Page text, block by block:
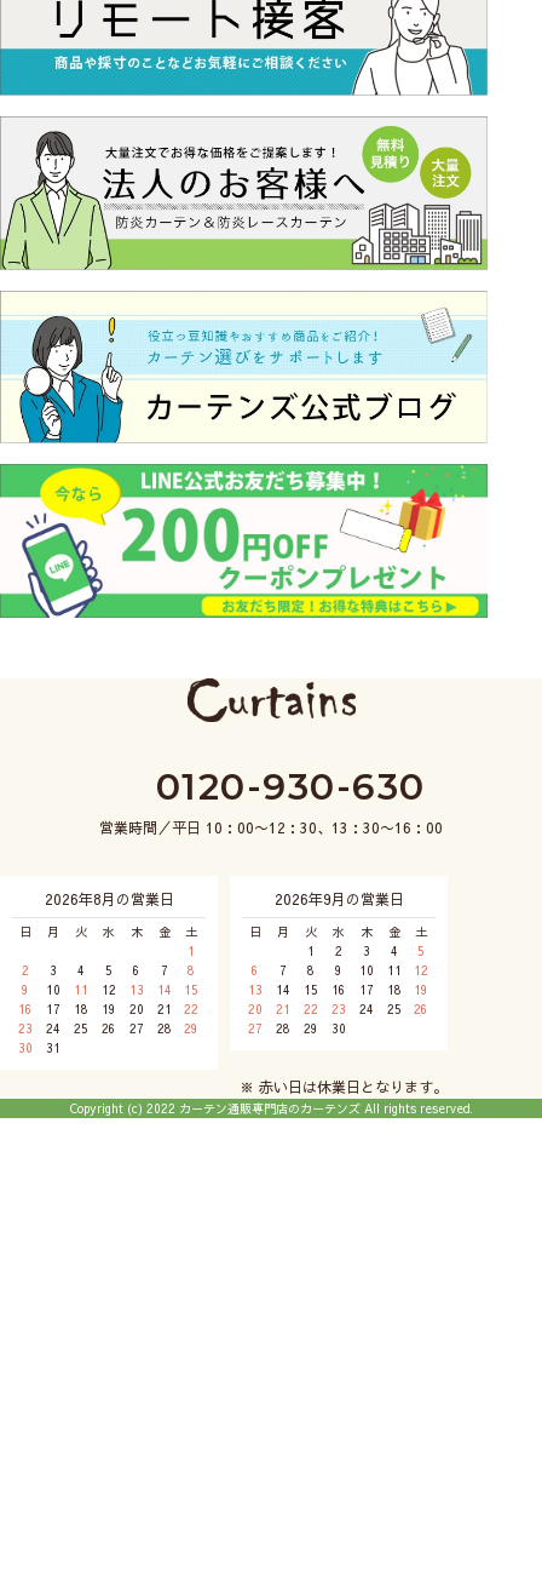
0120-930-630
営業時間／平日 10：00〜12：30、13：30〜16：00
2026年8月の営業日
日 月 火 水 木 金
土
1
2
3 4 5 6 7
8
9
10 11 12 13 14
15
16
17 18 19 20 21
22
23
24 25 26 27 28
29
30
31
2026年9月の営業日
日 月 火 水 木 金
土
1
2 3 4
5
6
7 8 9 10 11
12
13
14 15 16 17 18
19
20
21 22 23 24 25
26
27
28 29 30
※ 赤い日は休業日となります。
Copyright (c) 2022 カーテン通販専門店のカーテンズ All rights reserved.